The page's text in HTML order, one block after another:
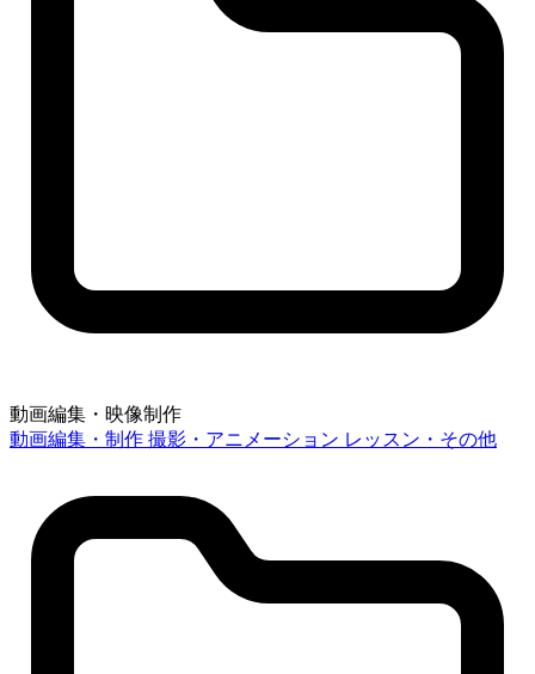
動画編集・映像制作
動画編集・制作 撮影・アニメーション レッスン・その他